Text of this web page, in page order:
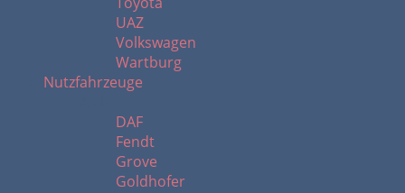
UAZ
Volkswagen
Wartburg
Nutzfahrzeuge
DAF
Fendt
Grove
Goldhofer